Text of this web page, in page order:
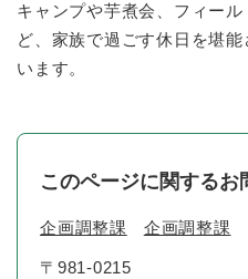
キャンプや芋煮会、フィー
ど、家族で過ごす休日を堪
います。
このページに関するお
企画調整課 企画調整課
〒981-0215